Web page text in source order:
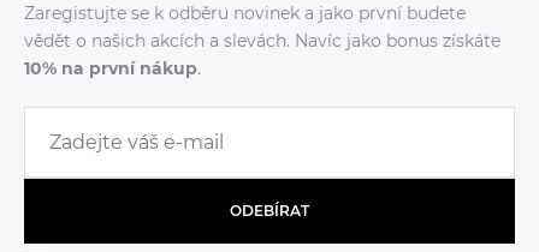
Zaregistujte se k odběru novinek a jako první budete
vědět o našich akcích a slevách. Navíc jako bonus získáte
10% na první nákup.
ODEBÍRAT